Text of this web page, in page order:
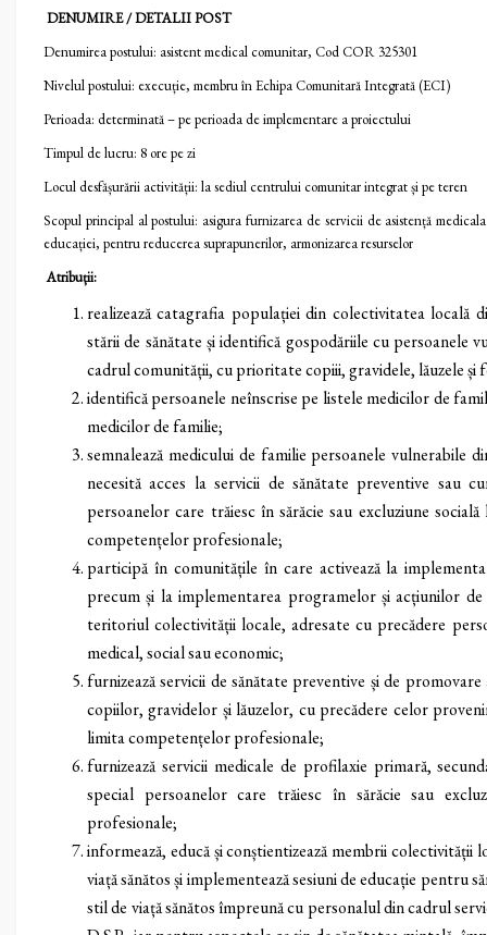
DENUMIRE / DETALII POST
Denumirea postului: asistent medical comunitar, Cod COR 325301
Nivelul postului: execuție, membru în Echipa Comunitară Integrată (ECI)
Perioada: determinată – pe perioada de implementare a proiectului
Timpul de lucru: 8 ore pe zi
Locul desfășurării activității: la sediul centrului comunitar integrat și pe teren
Scopul principal al postului: asigura furnizarea de servicii de asistență
educației, pentru reducerea suprapunerilor, armonizarea resurselor
Atribuții:
realizează catagrafia populației din colectivitatea
stării de sănătate și identifică gospodăriile cu persoanele
cadrul comunității, cu prioritate copiii, gravidele, lăuzele și
identifică persoanele neînscrise pe listele medicilor de
medicilor de familie;
semnalează medicului de familie persoanele vulnerabile
necesită acces la servicii de sănătate preventive sau
persoanelor care trăiesc în sărăcie sau excluziune
competențelor profesionale;
participă în comunitățile în care activează la
precum și la implementarea programelor și acțiunilor
teritoriul colectivității locale, adresate cu precădere
medical, social sau economic;
furnizează servicii de sănătate preventive și de
copiilor, gravidelor și lăuzelor, cu precădere celor
limita competențelor profesionale;
furnizează servicii medicale de profilaxie primară,
special persoanelor care trăiesc în sărăcie sau
profesionale;
informează, educă și conștientizează membrii
viață sănătos și implementează sesiuni de educație pentru
stil de viață sănătos împreună cu personalul din cadrul